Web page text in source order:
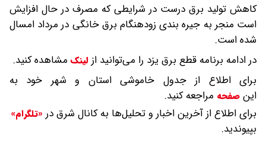
کاهش تولید برق درست در شرایطی که مصرف در حال افزایش
است منجر به جیره بندی زودهنگام برق خانگی در مرداد امسال
شده است.
در ادامه برنامه قطع برق یزد را می‌توانید از لینک مشاهده کنید.
برای اطلاع از جدول خاموشی استان و شهر خود به
این صفحه مراجعه کنید.
برای اطلاع از آخرین اخبار و تحلیل‌ها به کانال شرق در «تلگرام»
بپیوندید.